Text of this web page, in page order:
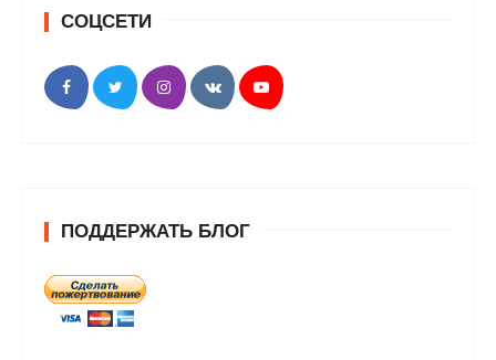
СОЦСЕТИ
ПОДДЕРЖАТЬ БЛОГ